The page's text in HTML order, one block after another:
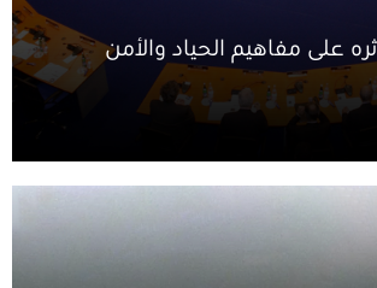
على مفاهيم الحياد والأمن